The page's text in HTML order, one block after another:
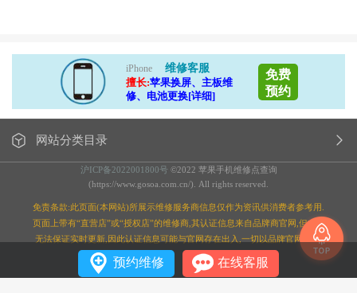
iPhone
维修客服
擅长:苹果换屏、主板维
修、电池更换[详细]
免费
预约
网站分类目录
沪ICP备2022001800号 ©2022 苹果手机维修点查询
(https://www.gosoa.com.cn/). All rights reserved.
免责条款:此页面(本网站)所展示维修服务商信息仅作为资讯供消费者参考用.
页面上带有“直营店”或“授权店”的维修商,其认证信息来自品牌商官网,但本站
无法保证实时更新,因此认证信息可能与官网存在出入,一切以品牌官网为准;
预约维修 在线客服